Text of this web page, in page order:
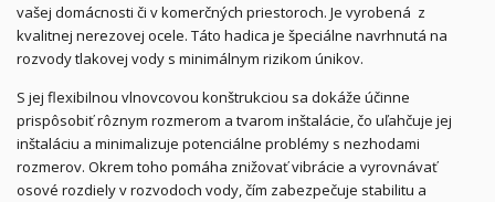
vašej domácnosti či v komerčných priestoroch. Je vyrobená z
kvalitnej nerezovej ocele. Táto hadica je špeciálne navrhnutá na
rozvody tlakovej vody s minimálnym rizikom únikov.
S jej flexibilnou vlnovcovou konštrukciou sa dokáže účinne
prispôsobiť rôznym rozmerom a tvarom inštalácie, čo uľahčuje jej
inštaláciu a minimalizuje potenciálne problémy s nezhodami
rozmerov. Okrem toho pomáha znižovať vibrácie a vyrovnávať
osové rozdiely v rozvodoch vody, čím zabezpečuje stabilitu a